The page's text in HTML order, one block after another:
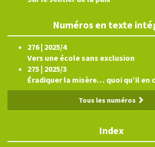
Numéros en texte
276 | 2025/4
Vers une école sans exclusion
275 | 2025/3
Éradiquer la misère… quoi qu’il en
Tous les numéros
Index